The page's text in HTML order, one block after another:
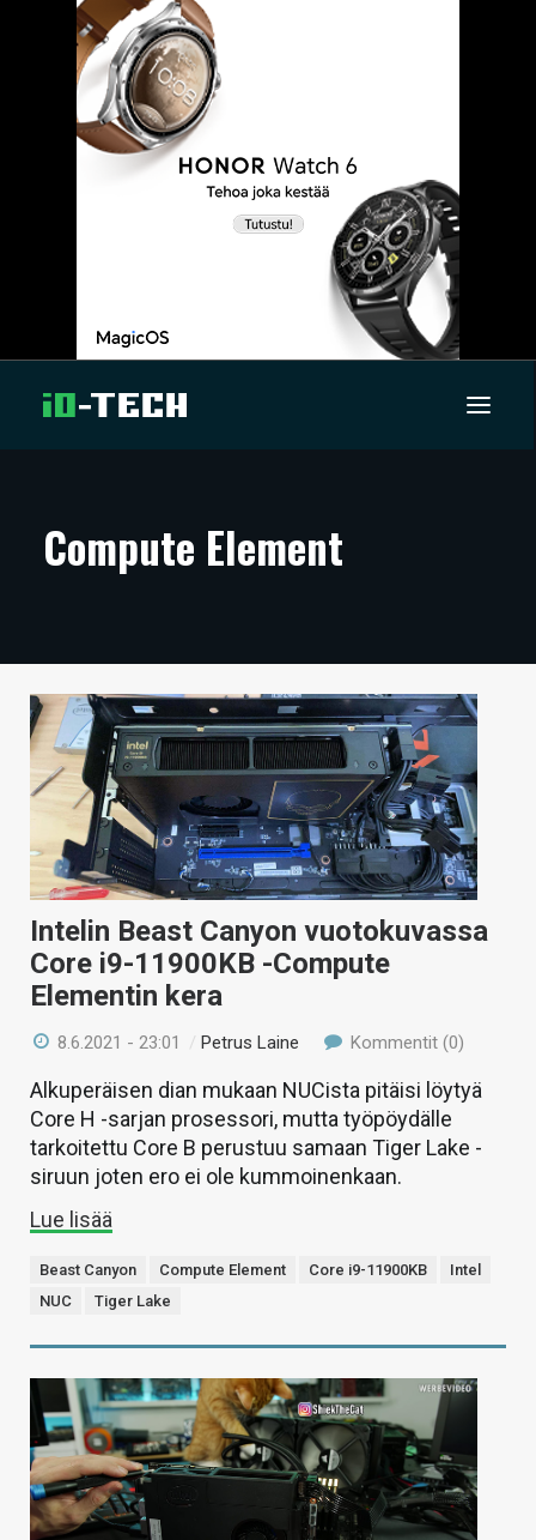
ARTIKKELIT
TECHBBS
TIETOA
HINTA.FI
VAIHDA TEEMA
HAKU
Compute Element
Intelin Beast Canyon vuotokuvassa
Core i9-11900KB -Compute
Elementin kera
8.6.2021 - 23:01 / Petrus Laine Kommentit (0)
Alkuperäisen dian mukaan NUCista pitäisi löytyä
Core H -sarjan prosessori, mutta työpöydälle
tarkoitettu Core B perustuu samaan Tiger Lake -
siruun joten ero ei ole kummoinenkaan.
Lue lisää
Beast Canyon Compute Element Core i9-11900KB
Intel
NUC
Tiger Lake